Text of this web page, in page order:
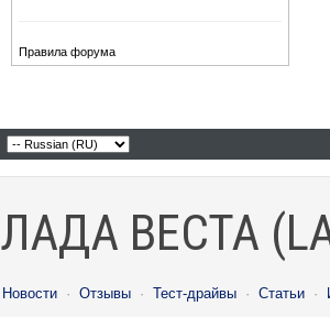
Правила форума
ЛАДА ВЕСТА
Новости · Отзывы · Тест-драйвы · Статьи ·